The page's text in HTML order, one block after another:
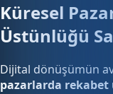
Küresel
Üstünlüğü
Dijital dönüşümün
pazarlarda